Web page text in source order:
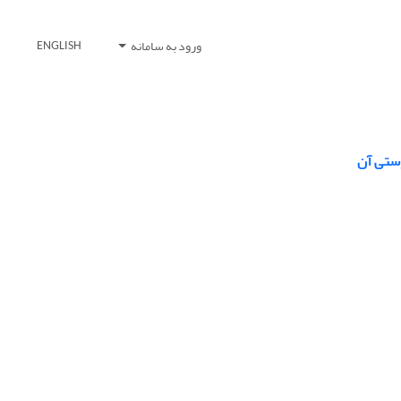
ورود به سامانه ENGLISH
آن